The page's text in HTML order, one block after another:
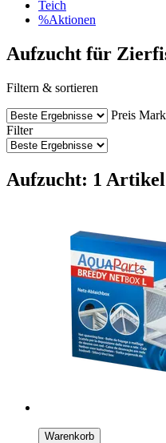
Teich
%Aktionen
Aufzucht für
Filtern & sortieren
Preis
Filter
Aufzucht: 1 Artikel
Warenkorb